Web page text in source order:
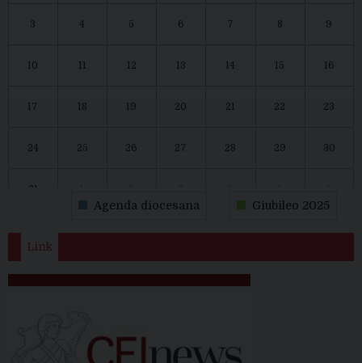
3 4 5 6 7 8 9
10 12 13 14 15 16
17 18 19 20 21 22 23
24 25 26 27 28 29 30
31
Agenda diocesana Giubileo 2025
Link